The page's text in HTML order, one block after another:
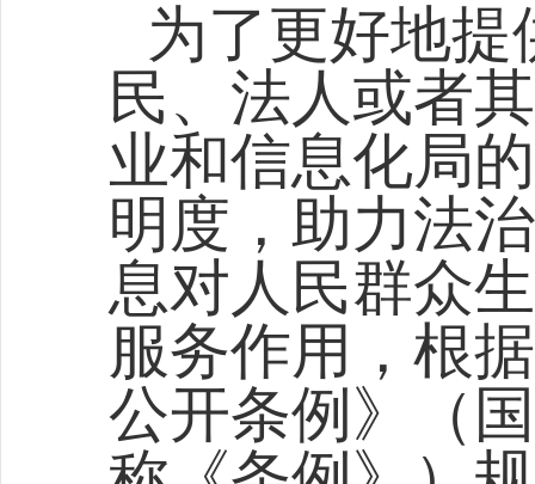
为了更好地
民、法人或者
业和信息化局
明度，助力法
息对人民群众
服务作用，根
公开条例》（